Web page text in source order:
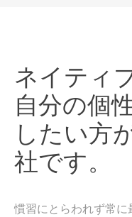
ネイティ
自分の個
したい方
社です。
慣習にとらわれず常